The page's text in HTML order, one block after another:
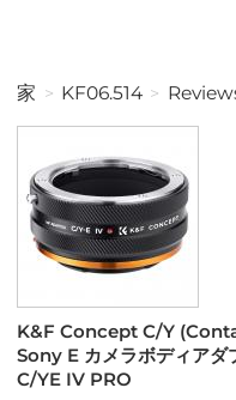
家 KF06.514
K&F Concept C/Y
Sony E カメラボディアダ
C/YE IV PRO